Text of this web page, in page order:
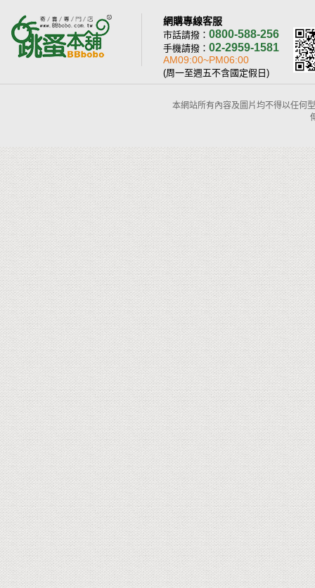
網購專線客服
市話請撥： 0800-588-256
手機請撥： 02-2959-1581
AM09:00~PM06:00
(周一至週五不含國定假日)
本網站所有內容及圖片均不得以任何